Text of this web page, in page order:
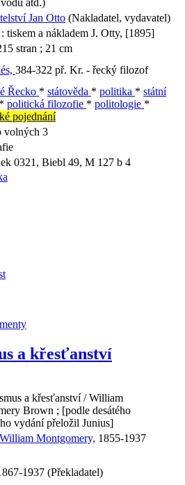
atd.)
Jan Otto (Nakladatel, vydavatel)
tiskem a nákladem J. Otty, [1895]
stran ; 21 cm
384-322 př. Kr. - řecký filozof
Řecko * státověda * politika * státní
* politická filozofie * politologie *
pojednání
volných 3
0321, Biebl 49, M 127 b 4
a křesťanství
a křesťanství / William
Brown ; [podle desátého
vydání přeložil Junius]
Montgomery, 1855-1937
1937 (Překladatel)